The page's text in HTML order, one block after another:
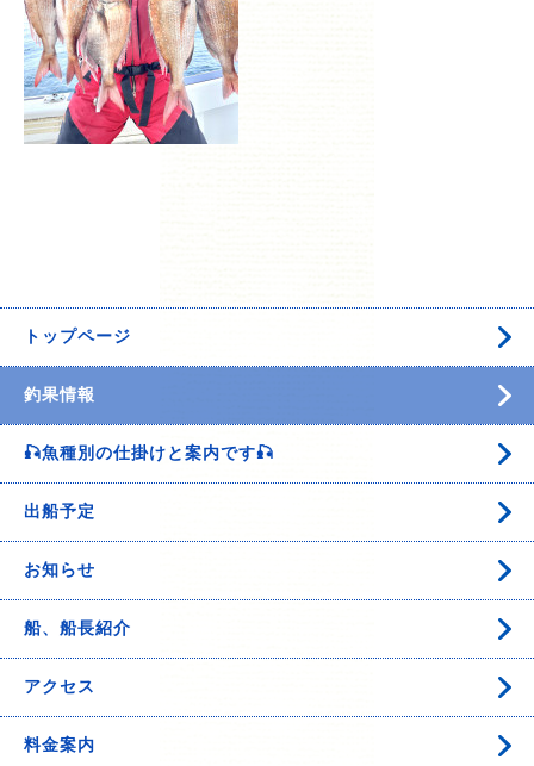
トップページ
釣果情報
🎣魚種別の仕掛けと案内です🎣
出船予定
お知らせ
船、船長紹介
アクセス
料金案内